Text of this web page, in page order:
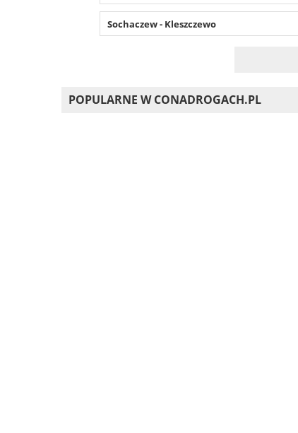
Sochaczew - Kleszczewo
POPULARNE W CONADROGACH.PL